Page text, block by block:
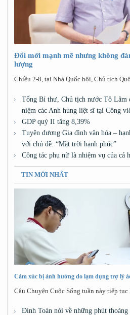
Đổi mới mạnh mẽ nhưng không
lượng
Chiều 2-8, tại Nhà Quốc hội, Chủ tịch
Tổng Bí thư, Chủ tịch nước Tô Lâm
niệm các Anh hùng liệt sĩ tại Công
GDP quý II tăng 8,39%
Tuyên dương Gia đình văn hóa –
với chủ đề: “Mặt trời hạnh phúc”
Công tác phụ nữ là nhiệm vụ của cả
TIN MỚI NHẤT
Cảm xúc bị ảnh hưởng do lạm dụng trợ lý
Câu Chuyện Cuộc Sống tuần này tiếp tục
Đình Toàn nói về những phút thoáng